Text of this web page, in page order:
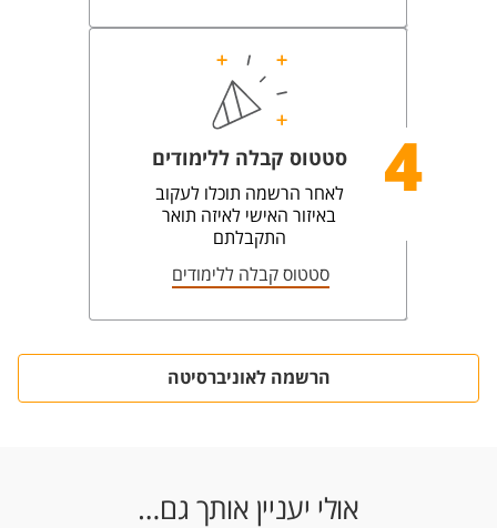
4 סטטוס קבלה ללימודים
לאחר הרשמה תוכלו לעקוב
באיזור האישי לאיזה תואר
התקבלתם
סטטוס קבלה ללימודים
הרשמה לאוניברסיטה
אולי יעניין אותך גם…